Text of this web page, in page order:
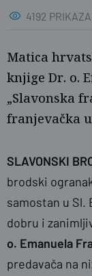
naslovnica
4192 PRIKAZA
Matica
knjige Dr. o.
„Slavonska
franjevačka
SLAVONSKI
brodski
samostan u Sl.
dobru i
o. Emanuela
predavača na